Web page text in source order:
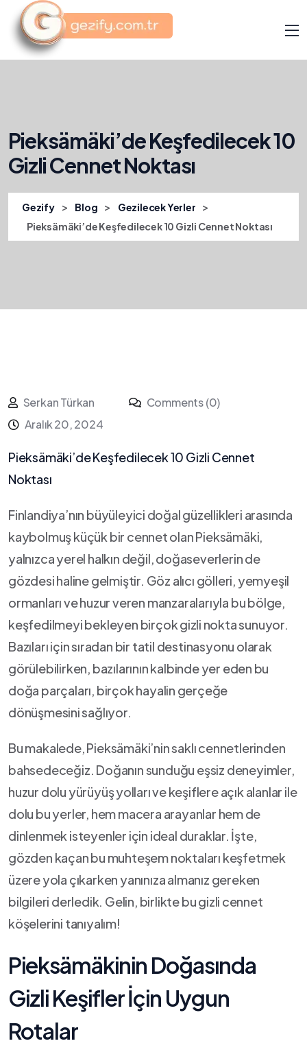
Pieksämäki’de Keşfedilecek 10
Gizli Cennet Noktası
Gezify > Blog > Gezilecek Yerler >
Pieksämäki’de Keşfedilecek 10 Gizli Cennet Noktası
Serkan Türkan
Comments (0)
Aralık 20, 2024
Pieksämäki’de Keşfedilecek‌ 10‍ Gizli Cennet
Noktası
Finlandiya’nın büyüleyici⁤ doğal ⁣güzellikleri ‌arasında
kaybolmuş küçük bir cennet⁢ olan‌ Pieksämäki,
yalnızca yerel halkın değil, doğaseverlerin de
‌gözdesi ⁢haline gelmiştir. Göz alıcı gölleri, yemyeşil
‍ormanları ve⁤ huzur veren manzaralarıyla bu bölge,
keşfedilmeyi bekleyen ‌birçok⁢ gizli ⁤nokta sunuyor.
Bazıları için sıradan ​bir tatil destinasyonu ​olarak
görülebilirken, bazılarının ‌kalbinde yer‍ eden⁣ bu
doğa parçaları, birçok hayalin⁢ gerçeğe
dönüşmesini ⁣sağlıyor.⁢
Bu makalede, Pieksämäki’nin saklı cennetlerinden
bahsedeceğiz.​ Doğanın sunduğu eşsiz​ deneyimler,⁤
huzur dolu yürüyüş⁢ yolları ⁣ve keşiflere açık alanlar ile
​dolu bu yerler,‍ hem ​macera arayanlar​ hem ⁢de
dinlenmek isteyenler için​ ideal duraklar. ⁣İşte,
gözden kaçan ⁣bu ‌muhteşem noktaları keşfetmek
üzere yola‍ çıkarken yanınıza almanız gereken
bilgileri derledik. Gelin, birlikte​ bu gizli ⁣cennet
‌köşelerini ‍tanıyalım!
Pieksämäkinin Doğasında
Gizli‌ Keşifler⁣ İçin ‌Uygun
Rotalar